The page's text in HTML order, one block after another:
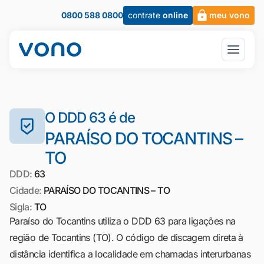
0800 588 0800 contrate online meu vono
O DDD 63 é de
PARAÍSO DO TOCANTINS –
TO
DDD: 63
Cidade: PARAÍSO DO TOCANTINS – TO
Sigla: TO
Paraíso do Tocantins utiliza o DDD 63 para ligações na
região de Tocantins (TO). O código de discagem direta à
distância identifica a localidade em chamadas interurbanas